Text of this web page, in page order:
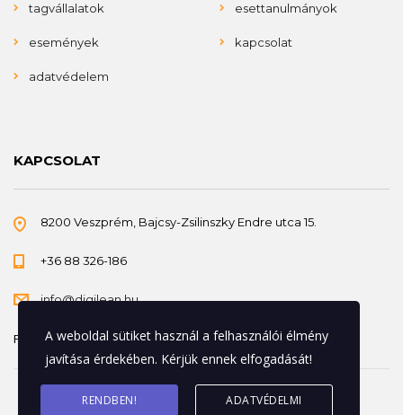
tagvállalatok esettanulmányok
események kapcsolat
adatvédelem
KAPCSOLAT
8200 Veszprém, Bajcsy-Zsilinszky Endre utca 15.
+36 88 326-186
info@digilean.hu
Felnőttképzési nyilvántartási szám: B/2023/000541
A weboldal sütiket használ a felhasználói élmény
javítása érdekében. Kérjük ennek elfogadását!
RENDBEN! ADATVÉDELMI